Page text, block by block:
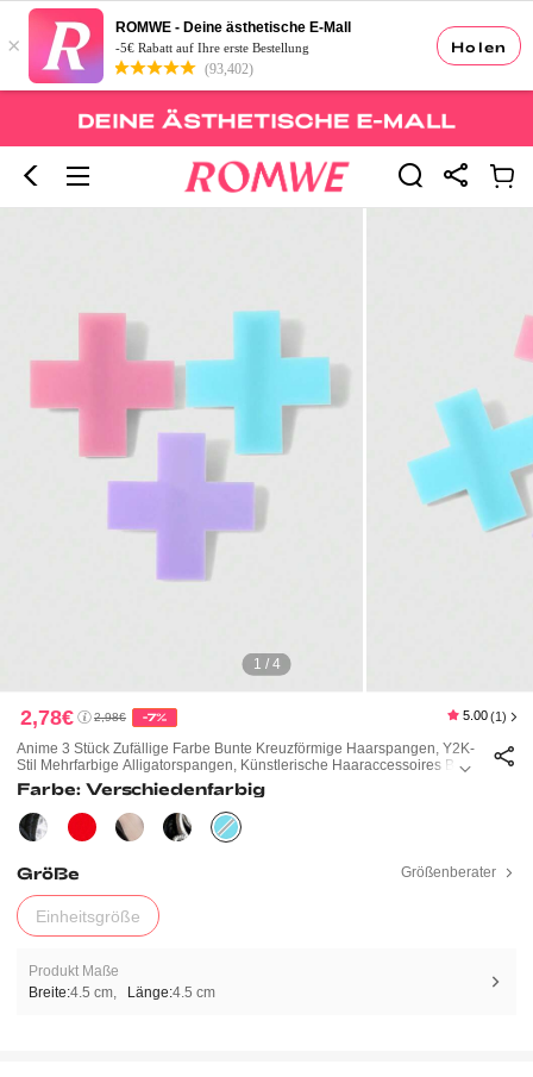
Holen
×
ROMWE - Deine ästhetische E-Mall
-5€ Rabatt auf Ihre erste Bestellung
(93,402)
1 / 4
2,78€ 2,98€ -7% 5.00 (1)
Anime 3 Stück Zufällige Farbe Bunte Kreuzförmige Haarspangen, Y2K-
Stil Mehrfarbige Alligatorspangen, Künstlerische Haaraccessoires Barr
Ettes
Farbe: Verschiedenfarbig
Größe Größenberater
Einheitsgröße
Produkt Maße
Breite:4.5 cm Länge:4.5 cm